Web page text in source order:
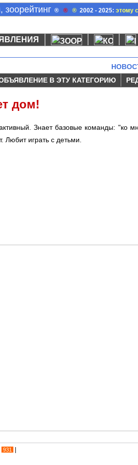
® ® ® 2002 - 2025:этому
В ЭТУ КАТЕГОРИЮ
дом!
Знает базовые команды: "ко
играть с детьми.
931 |